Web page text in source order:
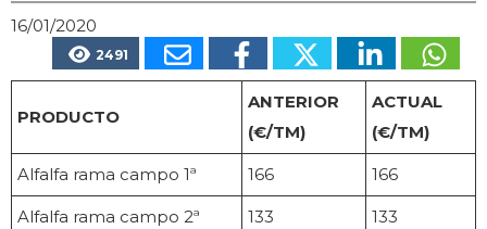
16/01/2020
2491
PRODUCTO
ANTERIOR
(€/TM)
ACTUAL
(€/TM)
Alfalfa rama campo 1ª 166 166
Alfalfa rama campo 2ª 133 133